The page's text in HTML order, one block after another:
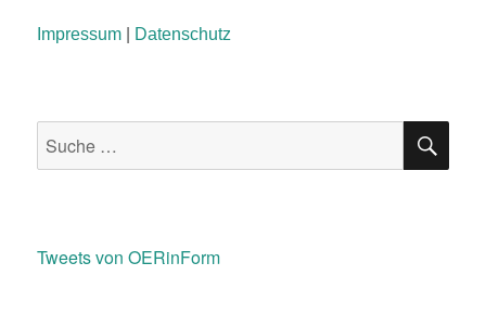
Impressum Datenschutz
nach:
Tweets von OERinForm